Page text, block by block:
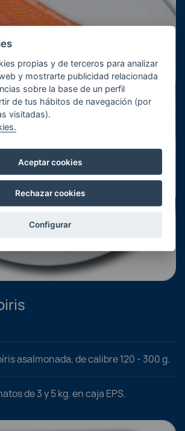
asalmonada, de calibre 120 - 300 g.
de 3 y 5 kg. en caja EPS.
propias y de terceros para analizar
y mostrarte publicidad relacionada
sobre la base de un perfil
de tus hábitos de navegación (por
visitadas).
Aceptar cookies
Rechazar cookies
Configurar